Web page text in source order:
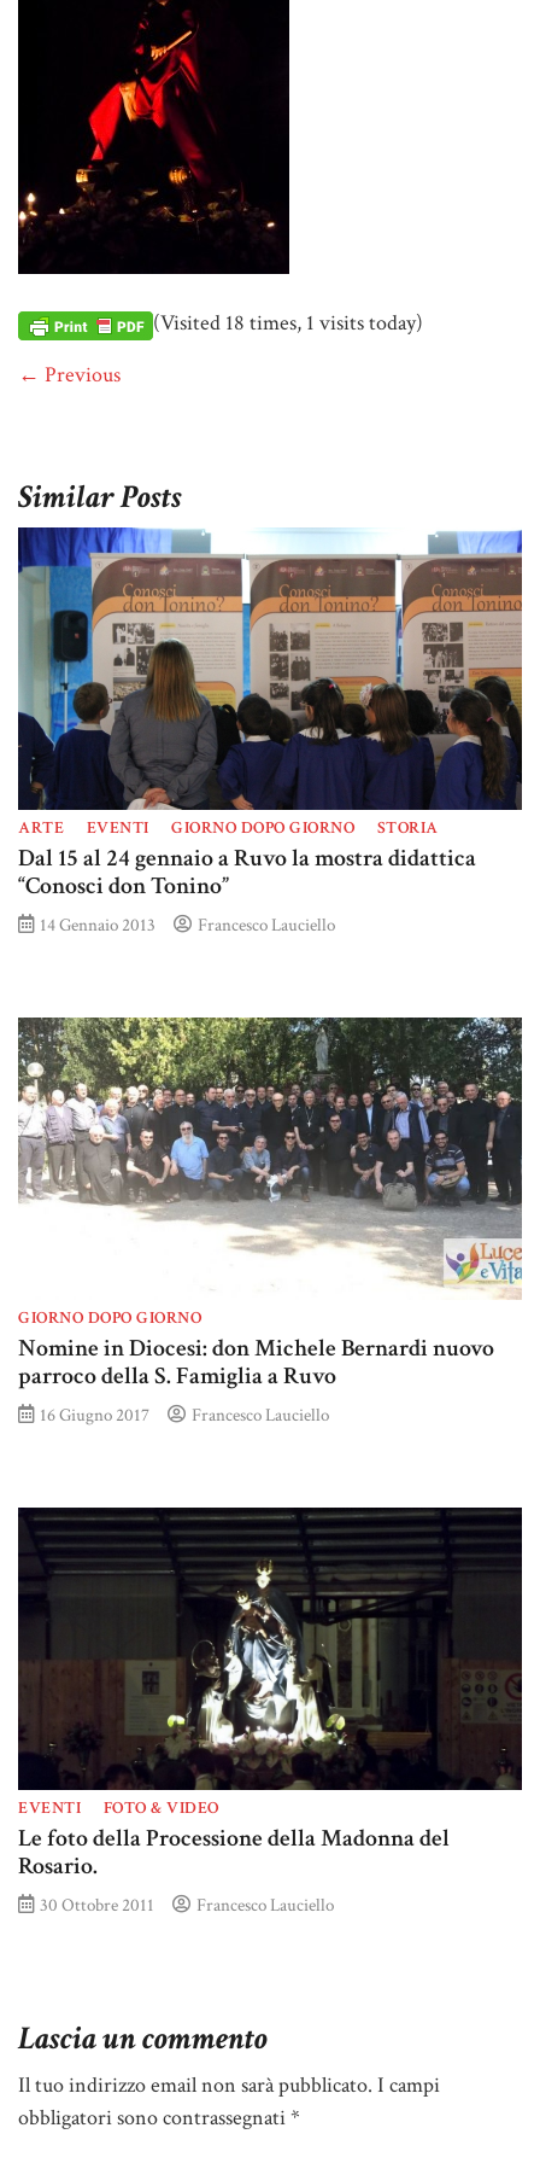
(Visited 18 times, 1 visits today)
← Previous
Similar Posts
ARTE EVENTI GIORNO DOPO GIORNO STORIA
Dal 15 al 24 gennaio a Ruvo la mostra didattica
“Conosci don Tonino”
14 Gennaio 2013 Francesco Lauciello
GIORNO DOPO GIORNO
Nomine in Diocesi: don Michele Bernardi nuovo
parroco della S. Famiglia a Ruvo
16 Giugno 2017 Francesco Lauciello
EVENTI FOTO & VIDEO
Le foto della Processione della Madonna del
Rosario.
30 Ottobre 2011 Francesco Lauciello
Lascia un commento
Il tuo indirizzo email non sarà pubblicato. I campi
obbligatori sono contrassegnati*